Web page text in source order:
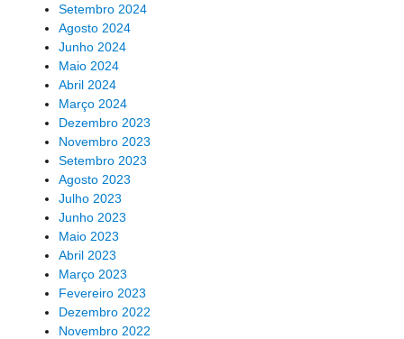
Setembro 2024
Agosto 2024
Junho 2024
Maio 2024
Abril 2024
Março 2024
Dezembro 2023
Novembro 2023
Setembro 2023
Agosto 2023
Julho 2023
Junho 2023
Maio 2023
Abril 2023
Março 2023
Fevereiro 2023
Dezembro 2022
Novembro 2022